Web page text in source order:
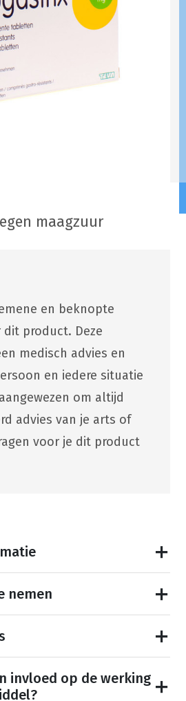
maagzuur
en beknopte
product. Deze
medisch advies en
en iedere situatie
om altijd
advies van je arts of
voor je dit product
nemen
invloed op de werking